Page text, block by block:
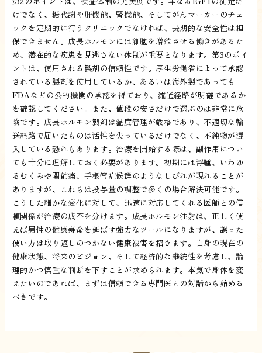
けでなく、糖代謝や肝機能、腎機能、そしてがんマーカーのチェ
ックを定期的に行うクリニックでなければ、長期的な安全性は担
保できません。成長ホルモンには細胞を増殖させる働きがあるた
め、潜在的な疾患を見逃さない体制が重要となります。第3のポイ
ントは、使用される製剤の信頼性です。厚生労働省によって承認
されている製剤を使用しているか、あるいは海外製であっても
FDAなどの公的機関の承認を得ており、流通経路が明確であるか
を確認してください。また、値段の安さだけで選ぶのは非常に危
険です。成長ホルモン製剤は温度管理が厳格であり、不適切な輸
送経路で届いたものは活性を失っているだけでなく、不純物が混
入している恐れもあります。治療を開始する際は、副作用につい
ても十分に理解しておく必要があります。初期には浮腫、いわゆ
るむくみや関節痛、手根管症候群のようなしびれが現れることが
ありますが、これらは投与量の調整で多くの場合解決可能です。
こうした細かな変化に対して、迅速に対応してくれる医師との信
頼関係が治療の成否を分けます。成長ホルモン注射は、正しく使
えば男性の健康寿命を延ばす強力なツールになりますが、誤った
使い方は取り返しのつかない健康被害を招きます。自身の現在の
健康状態、将来のビジョン、そして経済的な継続性を考慮し、論
理的かつ慎重な判断を下すことが求められます。本気で身体を変
えたいのであれば、まずは信頼できる専門医との対話から始める
べきです。